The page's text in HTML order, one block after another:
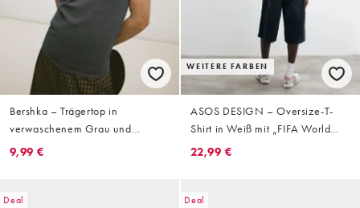
Bershka – Trägertop in
verwaschenem Grau und
Schwarz mit Aufnäher
9,99 €
WEITERE FARBEN
ASOS DESIGN – Oversize-T-
Shirt in Weiß mit „FIFA World
Cup England“-Print und
22,99 €
Deal Deal